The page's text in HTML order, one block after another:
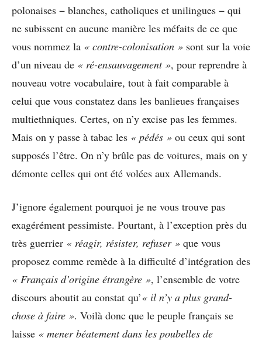
polonaises − blanches, catholiques et unilingues − qui
ne subissent en aucune manière les méfaits de ce que
vous nommez la « contre-colonisation » sont sur la voie
d’un niveau de « ré-ensauvagement », pour reprendre à
nouveau votre vocabulaire, tout à fait comparable à
celui que vous constatez dans les banlieues françaises
multiethniques. Certes, on n’y excise pas les femmes.
Mais on y passe à tabac les « pédés » ou ceux qui sont
supposés l’être. On n’y brûle pas de voitures, mais on y
démonte celles qui ont été volées aux Allemands.
J’ignore également pourquoi je ne vous trouve pas
exagérément pessimiste. Pourtant, à l’exception près du
très guerrier « réagir, résister, refuser » que vous
proposez comme remède à la difficulté d’intégration des
« Français d’origine étrangère », l’ensemble de votre
discours aboutit au constat qu’« il n’y a plus grand-
chose à faire ». Voilà donc que le peuple français se
laisse « mener béatement dans les poubelles de